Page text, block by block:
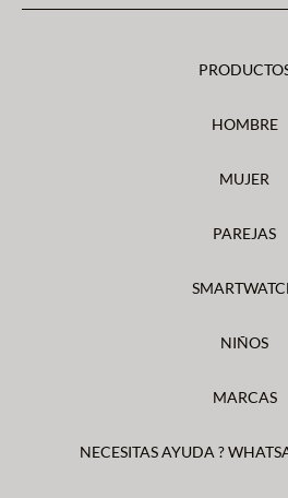
HOMBRE
MUJER
PAREJAS
NIÑOS
MARCAS
NECESITAS AYUDA ?